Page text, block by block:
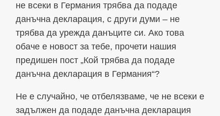
не всеки в Германия трябва да подаде
данъчна декларация, с други думи – не
трябва да урежда данъците си. Ако това
обаче е новост за тебе, прочети нашия
предишен пост „Кой трябва да подаде
данъчна декларация в Германия“?
Не е случайно, че отбелязваме, че не всеки е
задължен да подаде данъчна декларация